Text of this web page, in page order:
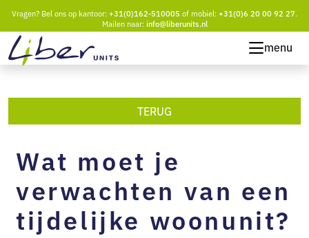
Vragen? Bel ons op kantoor:+31(0)162-510005 of mobiel:+31(0)6 20 00 92 27.
Mailen naar:info@liberunits.nl
menu
TERUG
Wat moet je
verwachten van een
tijdelijke woonunit?